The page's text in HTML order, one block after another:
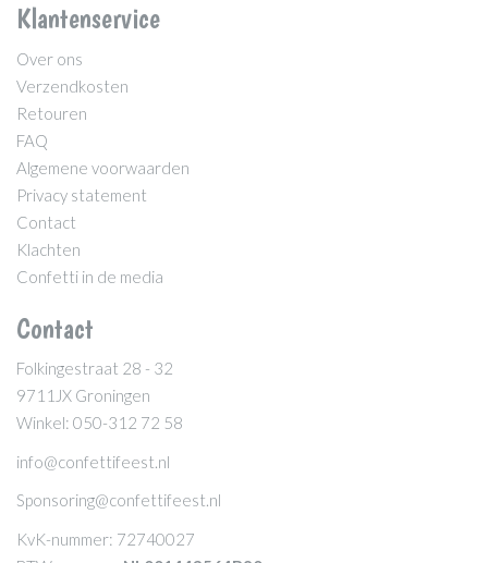
Klantenservice
Over ons
Verzendkosten
Retouren
FAQ
Algemene voorwaarden
Privacy statement
Contact
Klachten
Confetti in de media
Contact
Folkingestraat 28 - 32
9711JX Groningen
Winkel: 050-312 72 58
info@confettifeest.nl
Sponsoring@confettifeest.nl
KvK-nummer: 72740027